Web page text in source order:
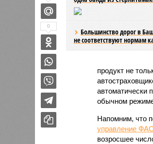
Большинство дорог в
не соответствуют нормам
продукт не
автоматически
обычном
Напомним, что
управление
возросшее
0